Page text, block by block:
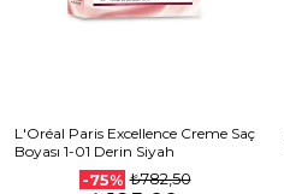
L'Oréal Paris Excellence Creme Saç
Boyası 1-01 Derin Siyah
-75% ₺782,50